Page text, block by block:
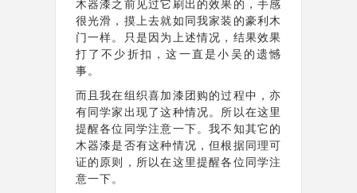
木器漆之前见过它刷出的效果的，手感
很光滑，摸上去就如同我家装的豪利木
门一样。只是因为上述情况，结果效果
打了不少折扣，这一直是小吴的遗憾
事。
而且我在组织喜加漆团购的过程中，亦
有同学家出现了这种情况。所以在这里
提醒各位同学注意一下。我不知其它的
木器漆是否有这种情况，但根据同理可
证的原则，所以在这里提醒各位同学注
意一下。